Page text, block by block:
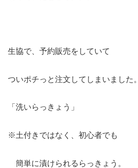
生協で、予約販売をしていて
ついポチっと注文してしまいました。
「洗いらっきょう」
※土付きではなく、初心者でも
簡単に漬けられるらっきょう。